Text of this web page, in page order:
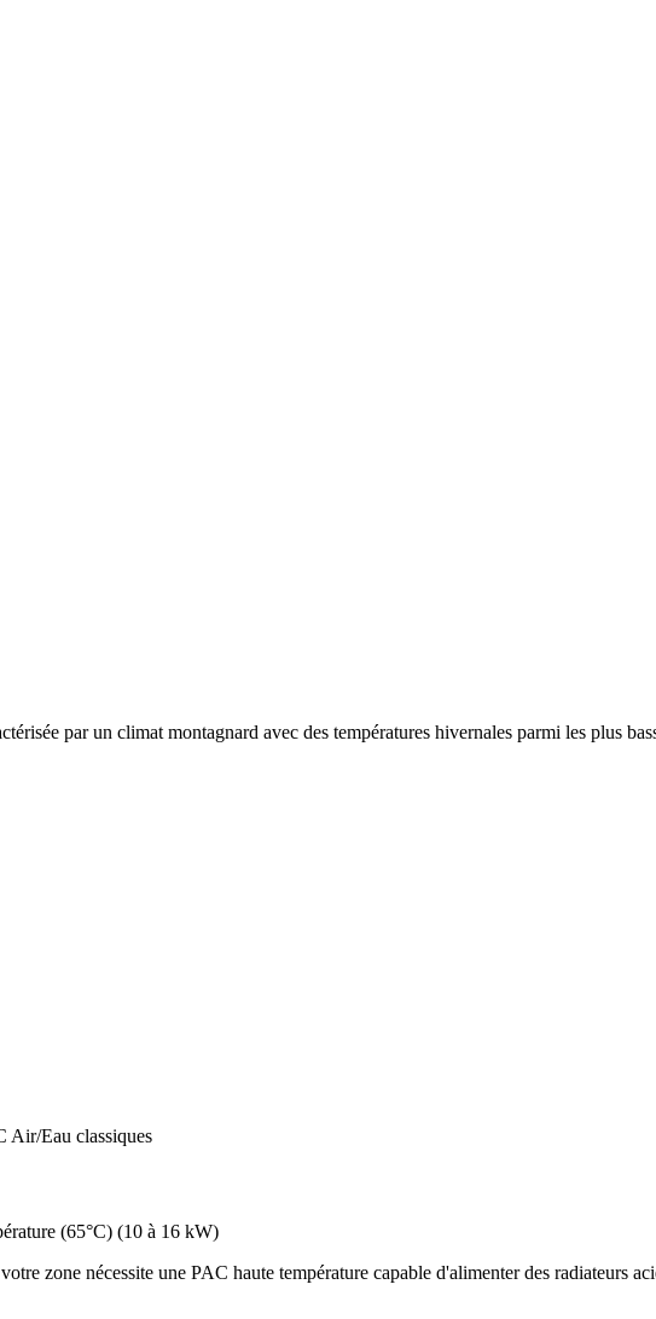
par un climat montagnard avec des températures hivernales parmi les plus
Air/Eau classiques
(65°C) (10 à 16 kW)
zone nécessite une PAC haute température capable d'alimenter des radiateurs